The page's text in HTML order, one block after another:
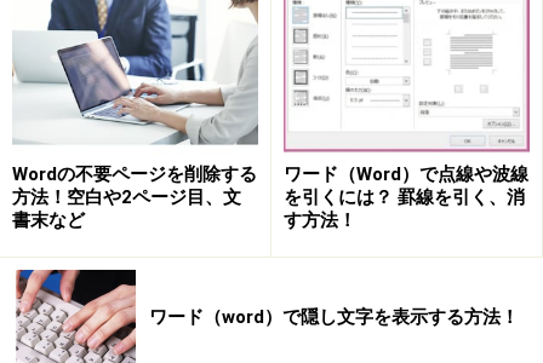
Wordの不要ページを削除する
方法！空白や2ページ目、文
書末など
ワード（Word）で点線や波線
を引くには？ 罫線を引く、消
す方法！
ワード（word）で隠し文字を表示する方法！